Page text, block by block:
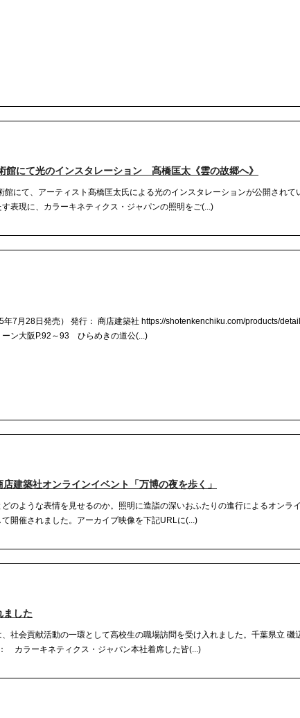
館にて光のインスタレーション 髙橋匡太《雲の故郷へ》
にて、アーティスト髙橋匡太氏による光のインスタレーションが公開されて
表現に、カラーキネティクス・ジャパンの照明をご(...)
年7月28日発売） 発行： 商店建築社 https://shotenkenchiku.com/products/
ン大阪P.92～93 ひらめきの道公(...)
建築社オンラインイベント「万博の夜を歩く」
どのような表情を見せるのか。照明に造詣の深いおふたりの進行によるオンラ
開催されました。アーカイブ映像を下記URLに(...)
ました
、社会貢献活動の一環として高校生の職場訪問を受け入れました。千葉県立
ラーキネティクス・ジャパン本社着席した皆(...)